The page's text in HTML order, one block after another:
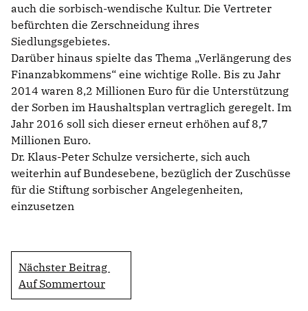
auch die sorbisch-wendische Kultur. Die Vertreter
befürchten die Zerschneidung ihres
Siedlungsgebietes.
Darüber hinaus spielte das Thema „Verlängerung des
Finanzabkommens“ eine wichtige Rolle. Bis zu Jahr
2014 waren 8,2 Millionen Euro für die Unterstützung
der Sorben im Haushaltsplan vertraglich geregelt. Im
Jahr 2016 soll sich dieser erneut erhöhen auf 8,7
Millionen Euro.
Dr. Klaus-Peter Schulze versicherte, sich auch
weiterhin auf Bundesebene, bezüglich der Zuschüsse
für die Stiftung sorbischer Angelegenheiten,
einzusetzen
Nächster Beitrag
Auf Sommertour